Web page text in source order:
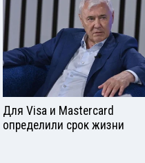
Для Visа и Mastercard
определили срок жизни